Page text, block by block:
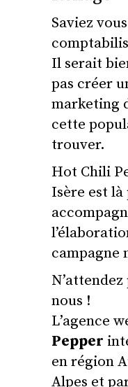
Saviez
Il serait
pas créer
marketing
cette
trouver.
Hot Chili
Isère est là
campagne
nous !
L’agence
Pepper
en région
Alpes et